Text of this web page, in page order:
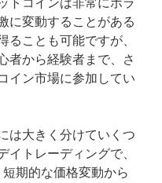
に変動することがある
ることも可能ですが、
者から経験者まで、さ
イン市場に参加してい
は大きく分けていくつ
トレーディングで、
期的な価格変動から